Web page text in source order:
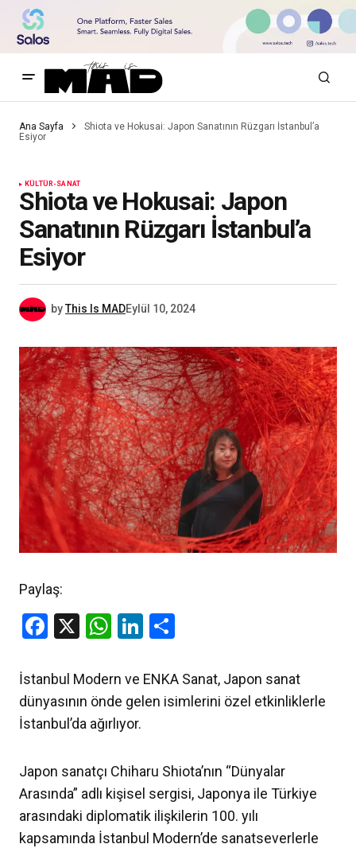
Ana Sayfa
Shiota ve Hokusai: Japon Sanatının Rüzgarı İstanbul’a
Esiyor
KÜLTÜR-SANAT
Shiota ve Hokusai: Japon
Sanatının Rüzgarı İstanbul’a
Esiyor
byThis Is MADEylül 10, 2024
Paylaş:
Facebook
X WhatsApp
LinkedIn
İstanbul Modern ve ENKA Sanat, Japon sanat
dünyasının önde gelen isimlerini özel etkinliklerle
İstanbul’da ağırlıyor.
Japon sanatçı Chiharu Shiota’nın “Dünyalar
Arasında” adlı kişisel sergisi, Japonya ile Türkiye
arasındaki diplomatik ilişkilerin 100. yılı
kapsamında İstanbul Modern’de sanatseverlerle